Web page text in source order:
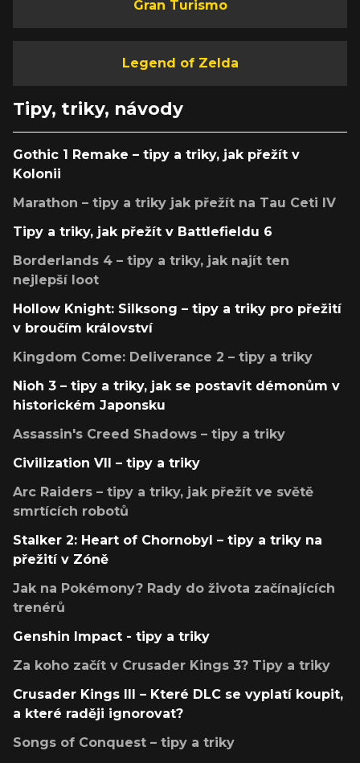
Gran Turismo
Legend of Zelda
Tipy, triky, návody
Gothic 1 Remake – tipy a triky, jak přežít v
Kolonii
Marathon – tipy a triky jak přežít na Tau Ceti IV
Tipy a triky, jak přežít v Battlefieldu 6
Borderlands 4 – tipy a triky, jak najít ten
nejlepší loot
Hollow Knight: Silksong – tipy a triky pro přežití
v broučím království
Kingdom Come: Deliverance 2 – tipy a triky
Nioh 3 – tipy a triky, jak se postavit démonům v
historickém Japonsku
Assassin's Creed Shadows – tipy a triky
Civilization VII – tipy a triky
Arc Raiders – tipy a triky, jak přežít ve světě
smrtících robotů
Stalker 2: Heart of Chornobyl – tipy a triky na
přežití v Zóně
Jak na Pokémony? Rady do života začínajících
trenérů
Genshin Impact - tipy a triky
Za koho začít v Crusader Kings 3? Tipy a triky
Crusader Kings III – Které DLC se vyplatí koupit,
a které raději ignorovat?
Songs of Conquest – tipy a triky